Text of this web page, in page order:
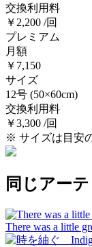
交換利用料
￥2,200 /回
プレミアム
月額
￥7,150
サイズ
12号 (50×60cm)
交換利用料
￥3,300 /回
※ サイズは目安
同じアー
There was a little